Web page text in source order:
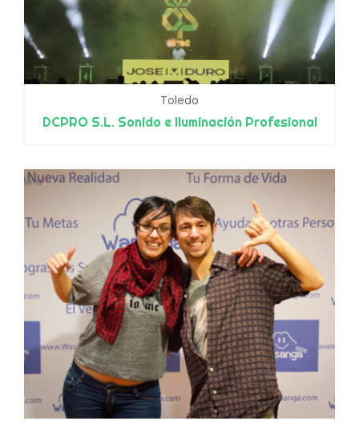
Toledo
DCPRO S.L. Sonido e Iluminación Profesional